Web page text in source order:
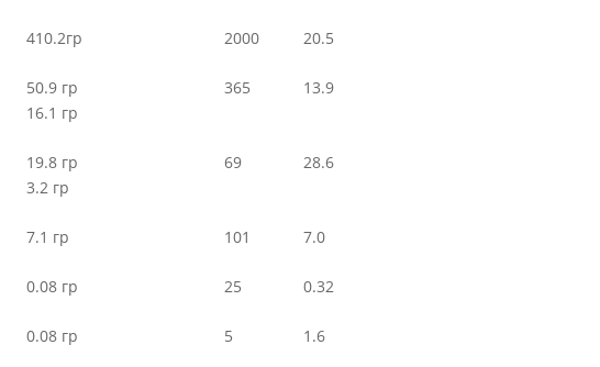
410.2гр 2000 20.5
50.9 гр
16.1 гр
365 13.9
19.8 гр
3.2 гр
69 28.6
7.1 гр 101 7.0
0.08 гр 25 0.32
0.08 гр 5 1.6